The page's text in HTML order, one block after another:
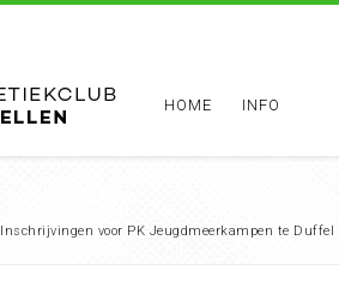
HOME INFO
Inschrijvingen voor PK Jeugdmeerkampen te Duffel